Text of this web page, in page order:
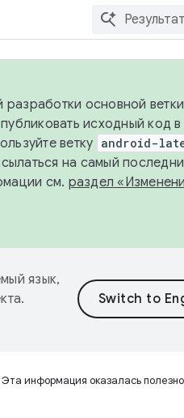
основной
исходный код в
ветку android-
на самый
см. раздел
язык,
Эта информация оказалась